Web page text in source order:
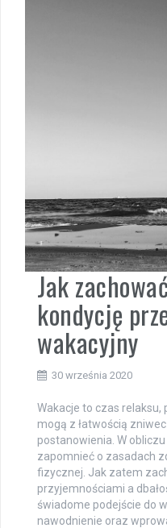
Jak
kondycję
wakacyjny
30 września 2020
Wakacje to czas relaksu,
mogą z łatwością
postanowienia. W
zapomnieć o zasadach
fizycznej. Jak zatem
przyjemnościami a
świadome podejście do
nawodnienie oraz